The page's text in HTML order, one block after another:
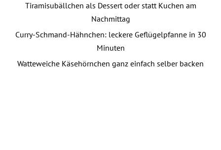
Tiramisubällchen als Dessert oder statt Kuchen am
Nachmittag
Curry-Schmand-Hähnchen: leckere Geflügelpfanne in 30
Minuten
Watteweiche Käsehörnchen ganz einfach selber backen